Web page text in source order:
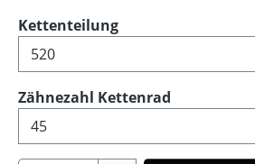
Kettenteilungauswählen
Zähnezahl Kettenrad